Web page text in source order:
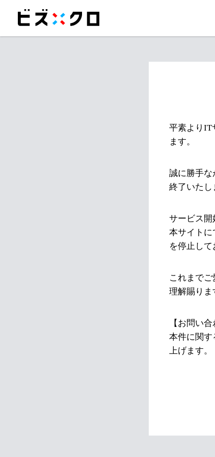
平素よりIT
ます。
誠に勝手な
終了いたし
サービス開
本サイトに
を停止して
これまで
理解賜りま
【お問い合
本件に関す
上げます。